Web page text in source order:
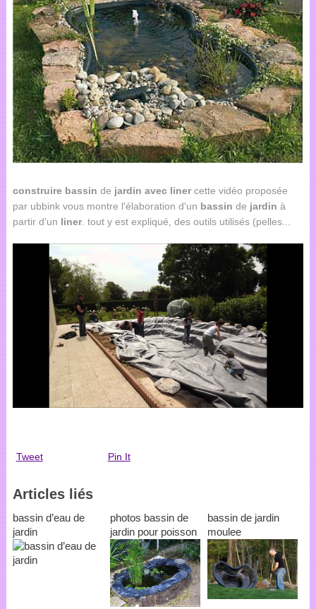
construire bassin de jardin avec linercette vidéo proposée
par ubbink vous montre l'élaboration d'un bassin de jardin à
partir d'un liner. tout y est expliqué, des outils utilisés (pelles...
Tweet Pin It
Articles liés
bassin d’eau de
jardin
photos bassin de
jardin pour poisson
bassin de jardin
moulee